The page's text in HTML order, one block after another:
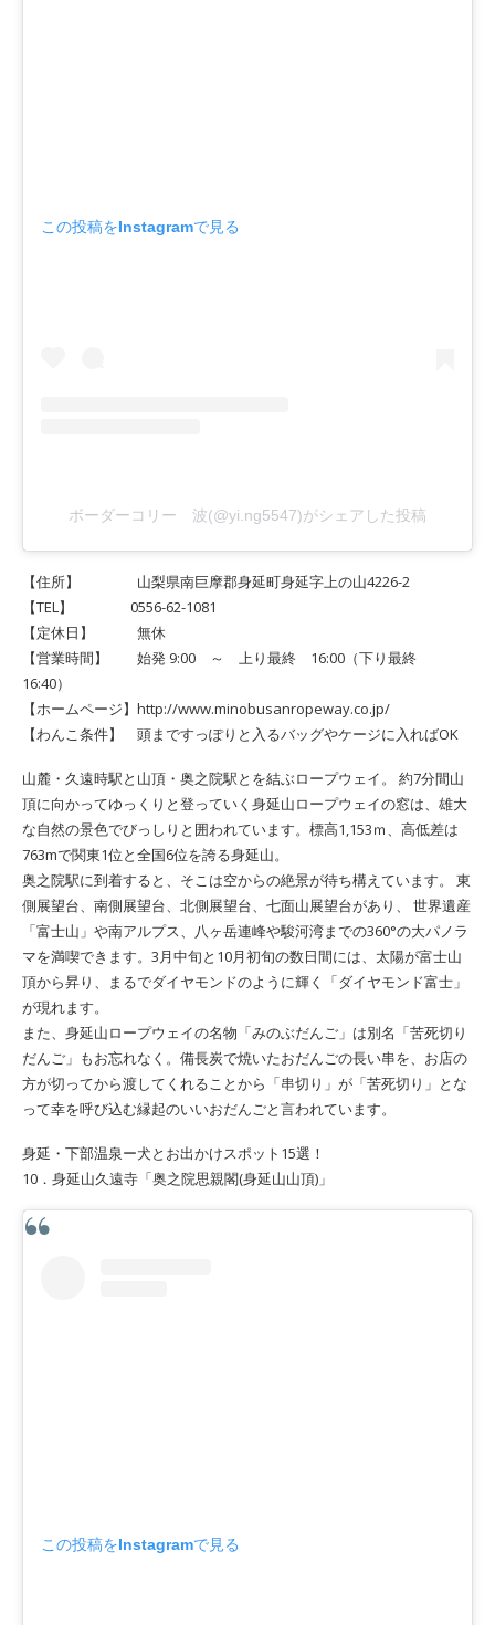
この投稿をInstagramで見る
ボーダーコリー 波(@yi.ng5547)がシェアした投稿
【住所】 山梨県南巨摩郡身延町身延字上の山4226-2
【TEL】 0556-62-1081
【定休日】 無休
【営業時間】 始発 9:00 ～ 上り最終 16:00（下り最終
16:40）
【ホームページ】http://www.minobusanropeway.co.jp/
【わんこ条件】 頭まですっぽりと入るバッグやケージに入ればOK
山麓・久遠時駅と山頂・奥之院駅とを結ぶロープウェイ。 約7分間山
頂に向かってゆっくりと登っていく身延山ロープウェイの窓は、雄大
な自然の景色でびっしりと囲われています。標高1,153ｍ、高低差は
763mで関東1位と全国6位を誇る身延山。
奥之院駅に到着すると、そこは空からの絶景が待ち構えています。 東
側展望台、南側展望台、北側展望台、七面山展望台があり、 世界遺産
「富士山」や南アルプス、八ヶ岳連峰や駿河湾までの360°の大パノラ
マを満喫できます。3月中旬と10月初旬の数日間には、太陽が富士山
頂から昇り、まるでダイヤモンドのように輝く「ダイヤモンド富士」
が現れます。
また、身延山ロープウェイの名物「みのぶだんご」は別名「苦死切り
だんご」もお忘れなく。備長炭で焼いたおだんごの長い串を、お店の
方が切ってから渡してくれることから「串切り」が「苦死切り」とな
って幸を呼び込む縁起のいいおだんごと言われています。
身延・下部温泉ー犬とお出かけスポット15選！
10．身延山久遠寺「奥之院思親閣(身延山山頂)」
この投稿をInstagramで見る